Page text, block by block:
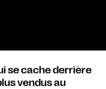
se cache derrière
vendus au